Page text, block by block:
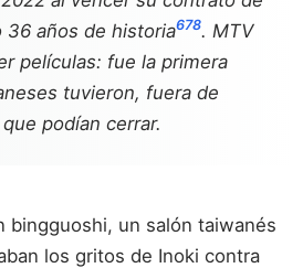
36 años de historia678. MTV
películas: fue la primera
tuvieron, fuera de
podían cerrar.
bingguoshi, un salón taiwanés
los gritos de Inoki contra